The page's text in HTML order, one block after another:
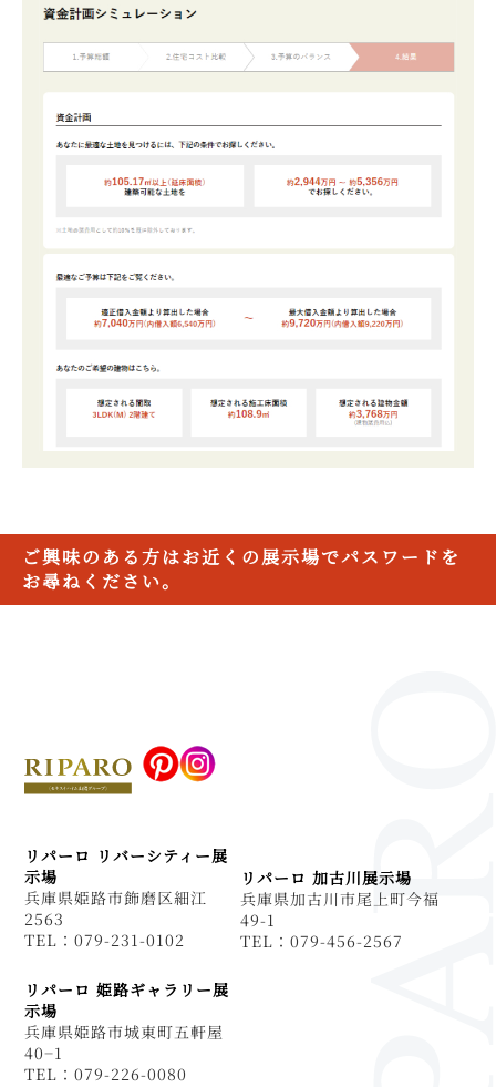
ご興味のある方はお近くの展示場でパスワードを
お尋ねください。
リパーロ リバーシティー展
示場
兵庫県姫路市飾磨区細江
2563
TEL：079-231-0102
リパーロ 加古川展示場
兵庫県加古川市尾上町今福
49-1
TEL：079-456-2567
リパーロ 姫路ギャラリー展
示場
兵庫県姫路市城東町五軒屋
40−1
TEL：079-226-0080